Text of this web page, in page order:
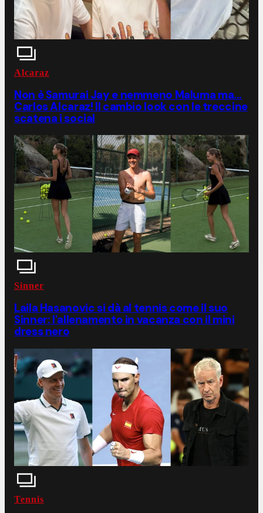
Alcaraz
Non è Samurai Jay e nemmeno Maluma ma...
Carlos Alcaraz! Il cambio look con le treccine
scatena i social
Sinner
Laila Hasanovic si dà al tennis come il suo
Sinner: l'allenamento in vacanza con il mini
dress nero
Tennis